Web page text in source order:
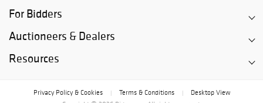
For Bidders
Auctioneers & Dealers
Resources
Privacy Policy & Cookies Terms & Conditions
Desktop View